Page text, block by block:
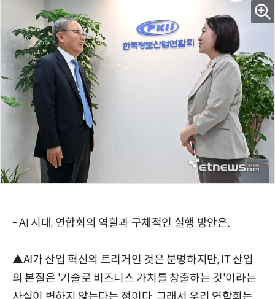
- AI 시대, 연합회의 역할과 구체적인 실행 방안은.
▲AI가 산업 혁신의 트리거인 것은 분명하지만, IT 산업
의 본질은 '기술로 비즈니스 가치를 창출하는 것'이라는